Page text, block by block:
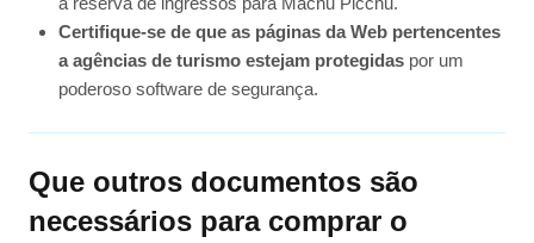
Certifique-se de que as páginas da Web pertencentes
a agências de turismo estejam protegidaspor um
poderoso software de segurança.
Que outros documentos são
necessários para comprar o